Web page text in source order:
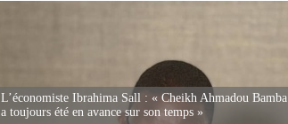
L’économiste Ibrahima Sall : « Cheikh Ahmadou Bamba
a toujours été en avance sur son temps »